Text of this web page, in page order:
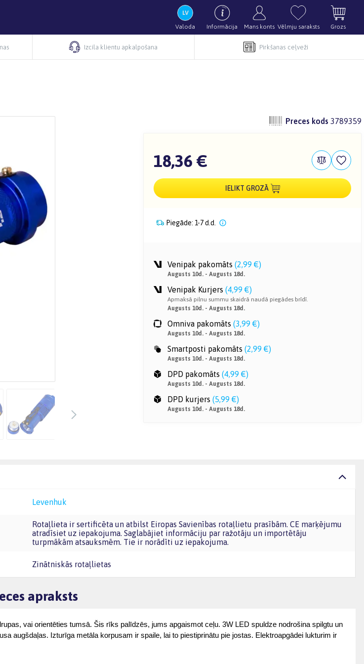
Valoda Informācija Mans konts Vēlmju saraksts Grozs
Izcila klientu apkalpošana Pirkšanas ceļveži
Preces kods 3789359
18,36 €
IELIKT GROZĀ
Piegāde: 1-7 d.d.
Venipak pakomāts (2,99 €)
Augusts 10d. - Augusts 18d.
Venipak Kurjers (4,99 €)
Apmaksā pilnu summu skaidrā naudā piegādes brīdī.
Augusts 10d. - Augusts 18d.
Omniva pakomāts (3,99 €)
Augusts 10d. - Augusts 18d.
Smartposti pakomāts (2,99 €)
Augusts 10d. - Augusts 18d.
DPD pakomāts (4,99 €)
Augusts 10d. - Augusts 18d.
DPD kurjers (5,99 €)
Augusts 10d. - Augusts 18d.
Levenhuk
Rotaļlieta ir sertificēta un atbilst Eiropas Savienības rotaļlietu prasībām. CE marķējumu
atradīsiet uz iepakojuma. Saglabājiet informāciju par ražotāju un importētāju
turpmākām atsauksmēm. Tie ir norādīti uz iepakojuma.
Zinātniskās rotaļlietas
apraksts
vai orientēties tumsā. Šis rīks palīdzēs, jums apgaismot ceļu. 3W LED spuldze nodrošina spilgtu un
augšdaļas. Izturīga metāla korpusam ir spaile, lai to piestiprinātu pie jostas. Elektroapgādei lukturim ir